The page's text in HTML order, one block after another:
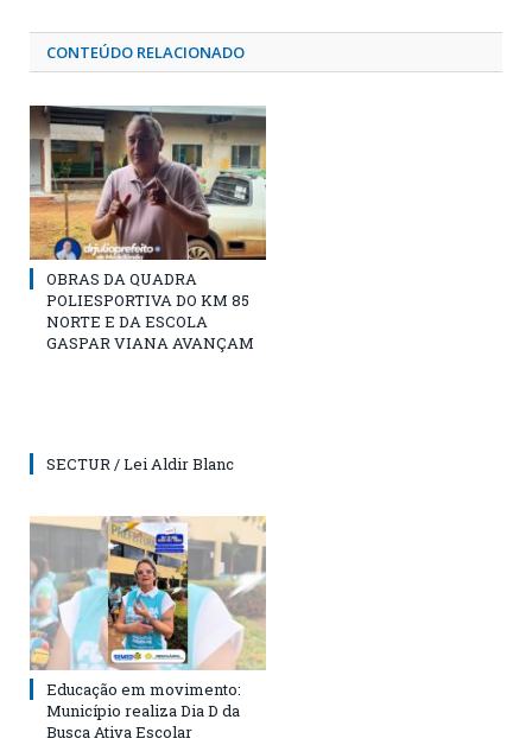
CONTEÚDO RELACIONADO
OBRAS DA QUADRA
POLIESPORTIVA DO KM 85
NORTE E DA ESCOLA
GASPAR VIANA AVANÇAM
SECTUR / Lei Aldir Blanc
Educação em movimento:
Município realiza Dia D da
Busca Ativa Escolar